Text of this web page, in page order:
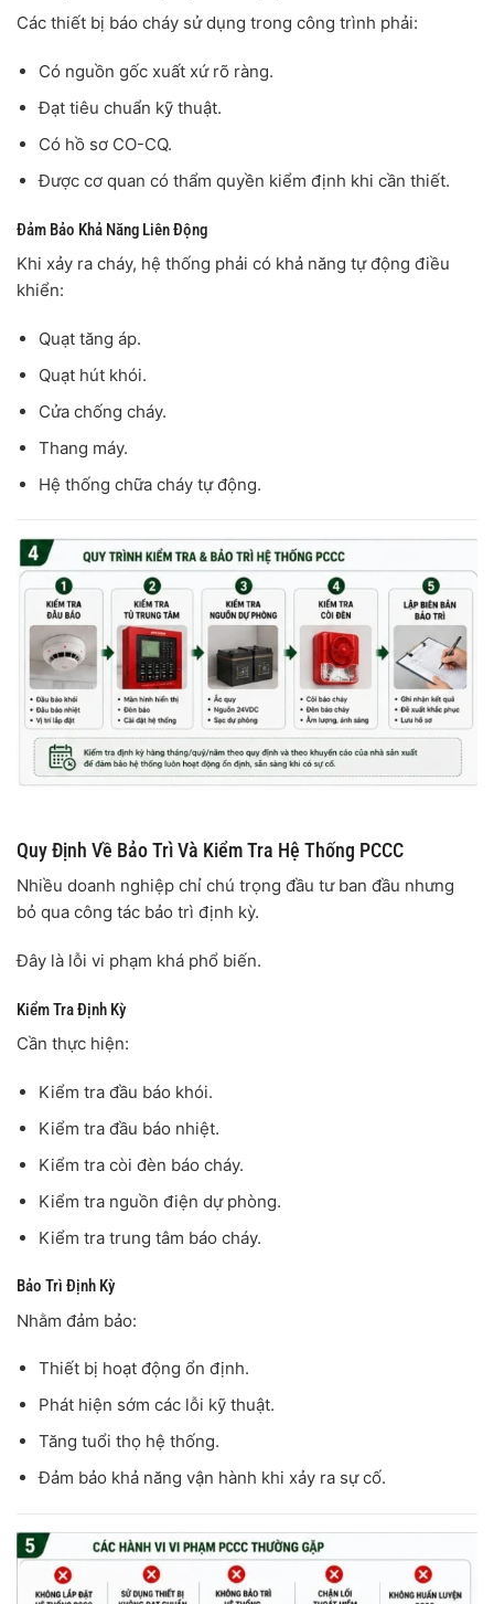
Các thiết bị báo cháy sử dụng trong công trình phải:
Có nguồn gốc xuất xứ rõ ràng.
Đạt tiêu chuẩn kỹ thuật.
Có hồ sơ CO-CQ.
Được cơ quan có thẩm quyền kiểm định khi cần thiết.
Đảm Bảo Khả Năng Liên Động
Khi xảy ra cháy, hệ thống phải có khả năng tự động điều
khiển:
Quạt tăng áp.
Quạt hút khói.
Cửa chống cháy.
Thang máy.
Hệ thống chữa cháy tự động.
Quy Định Về Bảo Trì Và Kiểm Tra Hệ Thống PCCC
Nhiều doanh nghiệp chỉ chú trọng đầu tư ban đầu nhưng
bỏ qua công tác bảo trì định kỳ.
Đây là lỗi vi phạm khá phổ biến.
Kiểm Tra Định Kỳ
Cần thực hiện:
Kiểm tra đầu báo khói.
Kiểm tra đầu báo nhiệt.
Kiểm tra còi đèn báo cháy.
Kiểm tra nguồn điện dự phòng.
Kiểm tra trung tâm báo cháy.
Bảo Trì Định Kỳ
Nhằm đảm bảo:
Thiết bị hoạt động ổn định.
Phát hiện sớm các lỗi kỹ thuật.
Tăng tuổi thọ hệ thống.
Đảm bảo khả năng vận hành khi xảy ra sự cố.